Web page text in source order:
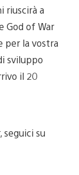
riuscirà a
God of War
per la vostra
sviluppo
il 20
su